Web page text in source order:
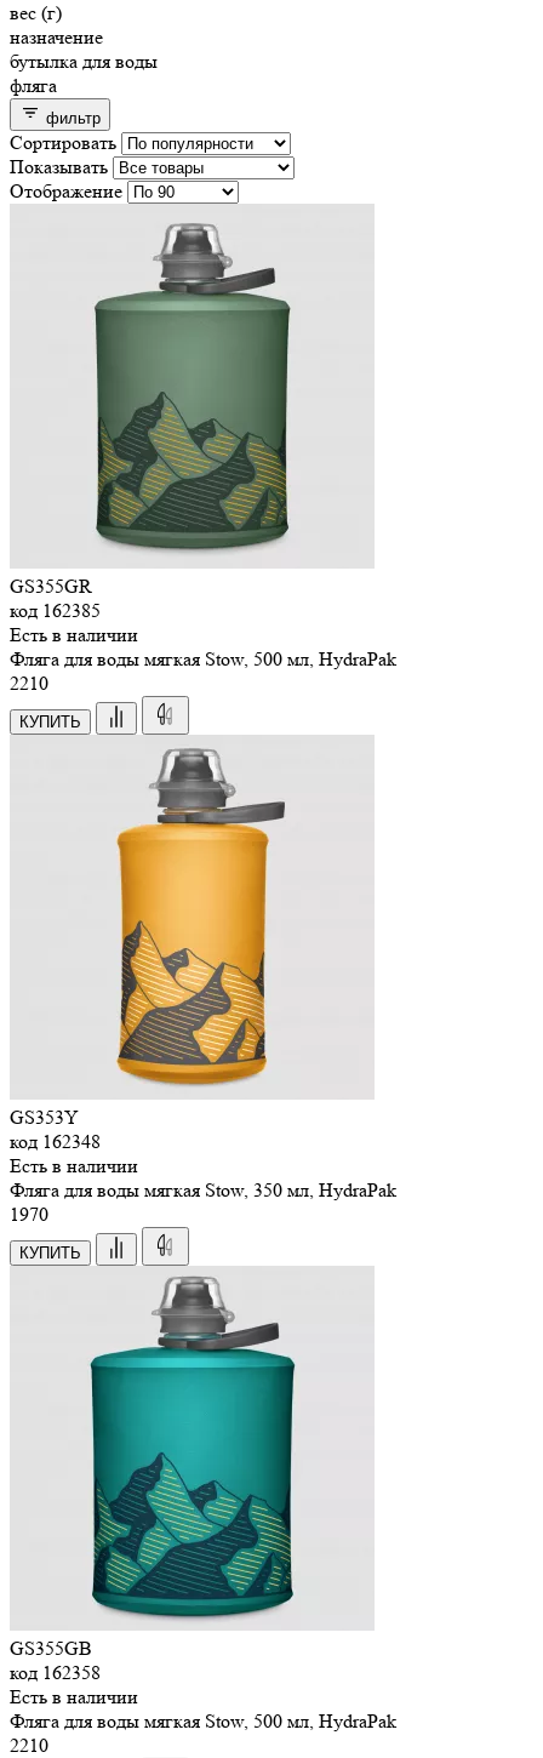
вес (г)
назначение
бутылка для воды
фляга
фильтр
Сортировать
Показывать
Отображение
GS355GR
код 162385
Есть в наличии
Фляга для воды мягкая Stow, 500 мл, HydraPak
2210
КУПИТЬ
GS353Y
код 162348
Есть в наличии
Фляга для воды мягкая Stow, 350 мл, HydraPak
1970
КУПИТЬ
GS355GB
код 162358
Есть в наличии
Фляга для воды мягкая Stow, 500 мл, HydraPak
2210